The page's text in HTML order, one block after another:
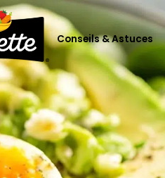
sauces et
Conseils & Astuces